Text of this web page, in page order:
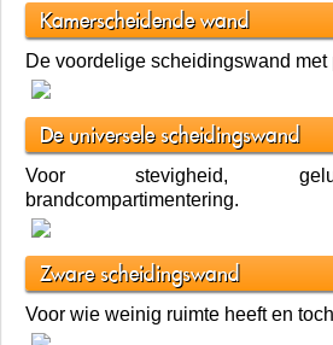
Kamerscheidende wand
De voordelige scheidingswand met
De universele scheidingswand
Voor stevigheid,
brandcompartimentering.
Zware scheidingswand
Voor wie weinig ruimte heeft en